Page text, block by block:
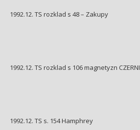
1992.12. TS rozklad s 48 – Zakupy
1992.12. TS rozklad s 106 magnetyzn CZERNI
1992.12. TS s. 154 Hamphrey